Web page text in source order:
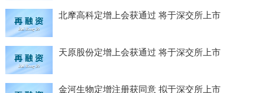
北摩高科定增上会获通过 将于深交所上市
天原股份定增上会获通过 将于深交所上市
金河生物定增注册获同意 拟于深交所上市